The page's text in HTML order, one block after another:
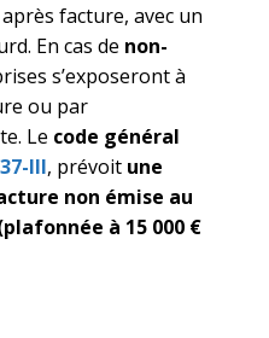
facture, avec un
En cas de non-
s’exposeront à
ou par
Le code général
III, prévoit une
non émise au
à 15 000 €